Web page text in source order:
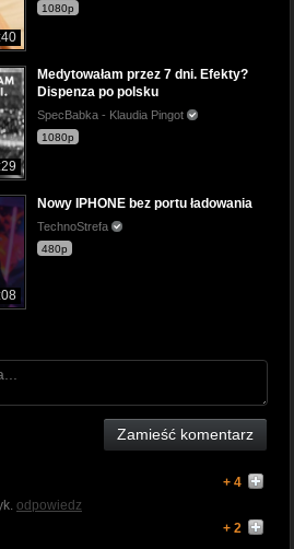
1080p
Medytowałam przez 7 dni. Efekty?
Dispenza po polsku
SpecBabka - Klaudia Pingot
1080p
Nowy IPHONE bez portu ładowania
TechnoStrefa
480p
Zamieść komentarz
+ 4
odpowiedz
+ 2